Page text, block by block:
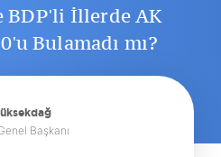
BDP'li İllerde AK
Bulamadı mı?
Başkanı